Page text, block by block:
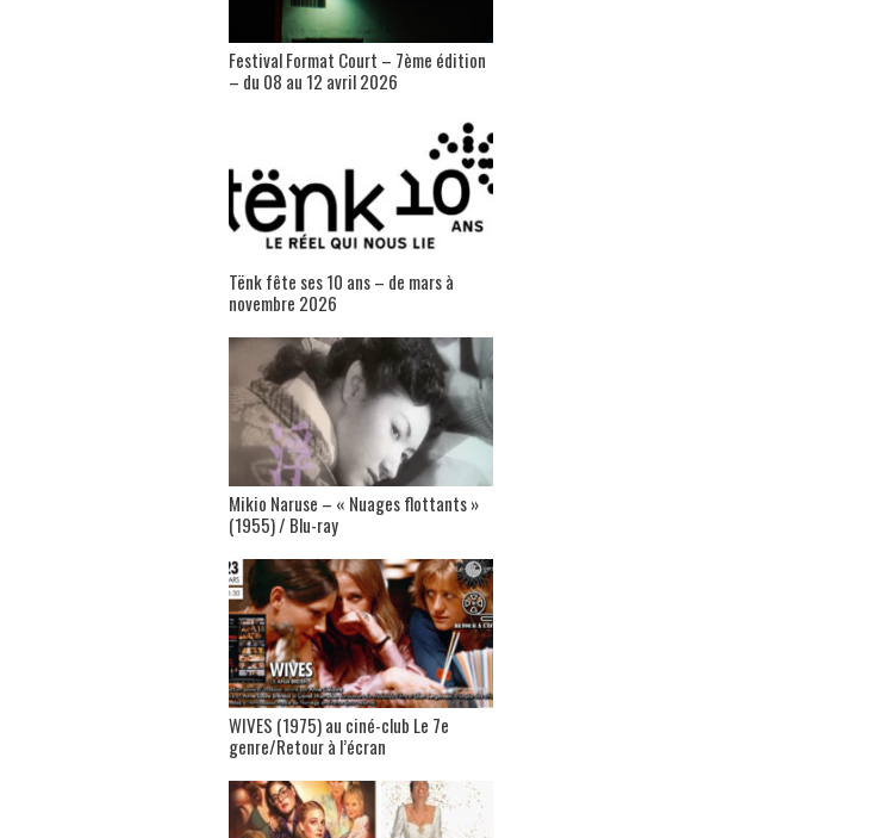
Festival Format Court – 7ème édition
– du 08 au 12 avril 2026
Tënk fête ses 10 ans – de mars à
novembre 2026
Mikio Naruse – « Nuages flottants »
(1955) / Blu-ray
WIVES (1975) au ciné-club Le 7e
genre/Retour à l’écran